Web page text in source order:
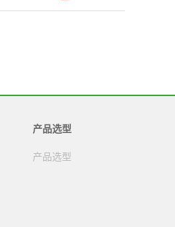
产品选型
产品选型